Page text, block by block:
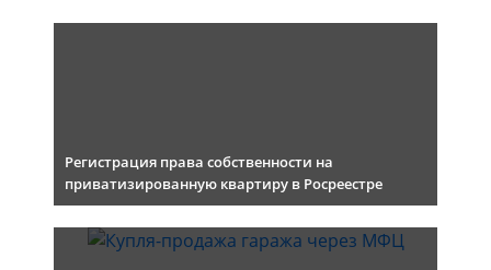
Регистрация права собственности на
приватизированную квартиру в Росреестре